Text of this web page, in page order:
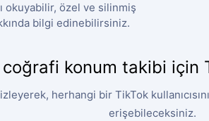
okuyabilir, özel ve silinmiş
bilgi edinebilirsiniz.
konum takibi için
izleyerek, herhangi bir TikTok
erişebileceksiniz.